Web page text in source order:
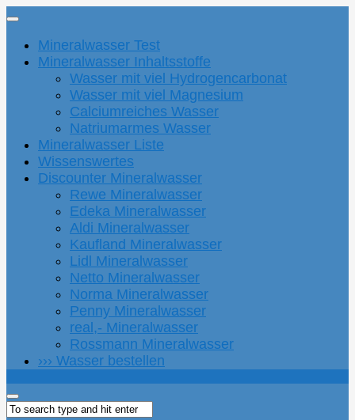
Mineralwasser Test
Mineralwasser Inhaltsstoffe
Wasser mit viel Hydrogencarbonat
Wasser mit viel Magnesium
Calciumreiches Wasser
Natriumarmes Wasser
Mineralwasser Liste
Wissenswertes
Discounter Mineralwasser
Rewe Mineralwasser
Edeka Mineralwasser
Aldi Mineralwasser
Kaufland Mineralwasser
Lidl Mineralwasser
Netto Mineralwasser
Norma Mineralwasser
Penny Mineralwasser
real,- Mineralwasser
Rossmann Mineralwasser
››› Wasser bestellen